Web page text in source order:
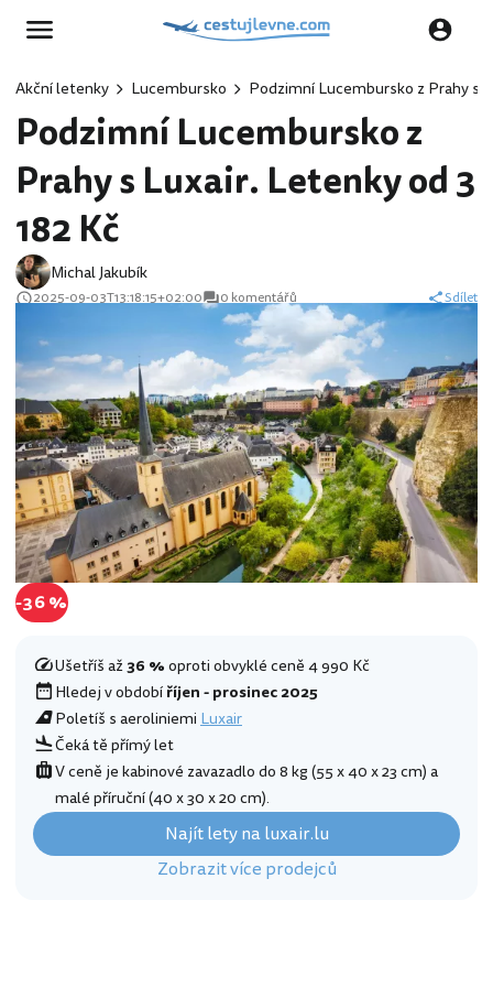
Akční letenky Lucembursko Podzimní Lucembursko z Prahy s
Podzimní Lucembursko z
Prahy s Luxair. Letenky od 3
182 Kč
Michal Jakubík
2025-09-03T13:18:15+02:00 0 komentářů Sdílet
-36 %
Ušetříš až36 %oproti obvyklé ceně 4 990 Kč
Hledej v obdobíříjen - prosinec 2025
Poletíš s aeroliniemiLuxair
Čeká tě přímý let
V ceně je kabinové zavazadlo do 8 kg (55 x 40 x 23 cm) a
malé příruční (40 x 30 x 20 cm).
Najít lety na luxair.lu
Zobrazit více prodejců